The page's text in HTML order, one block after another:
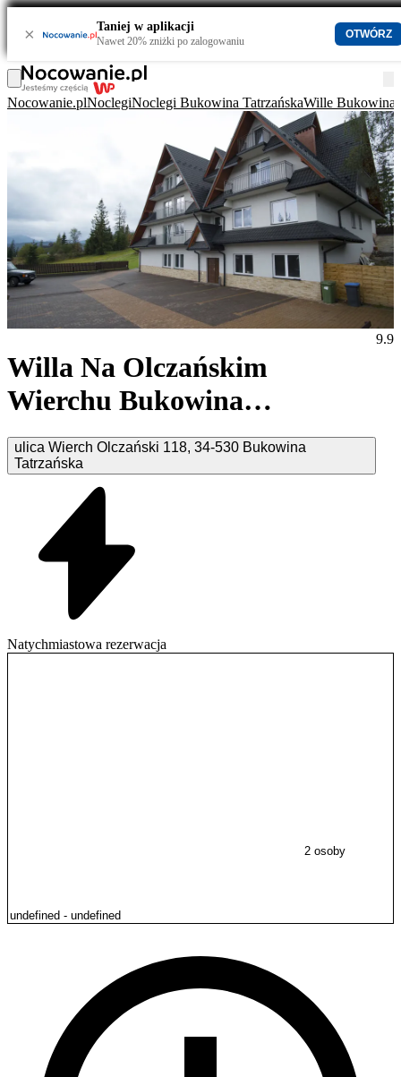
× Taniej w aplikacji
Nawet 20% zniżki po zalogowaniu
OTWÓRZ
Nocowanie.plNoclegiNoclegi Bukowina TatrzańskaWille Bukowina
Willa Na Olczańskim
Wierchu Bukowina
Tatrzańska
ulica Wierch Olczański 118, 34-530 Bukowina
Tatrzańska
9.9
Natychmiastowa rezerwacja
2 osoby